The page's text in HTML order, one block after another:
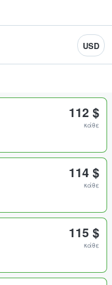
USD
112 $
κάθε
114 $
κάθε
115 $
κάθε